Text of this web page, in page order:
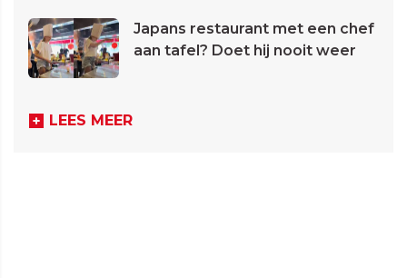
Japans restaurant met een chef
aan tafel? Doet hij nooit weer
LEES MEER